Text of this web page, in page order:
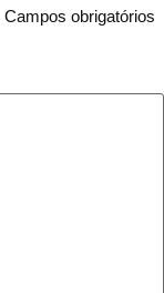
Campos obrigatórios